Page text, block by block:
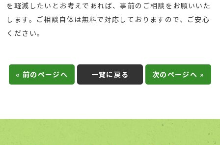
を軽減したいとお考えであれば、事前のご相談をお願いいた
します。ご相談自体は無料で対応しておりますので、ご安心
ください。
« 前のページへ 一覧に戻る 次のページへ »